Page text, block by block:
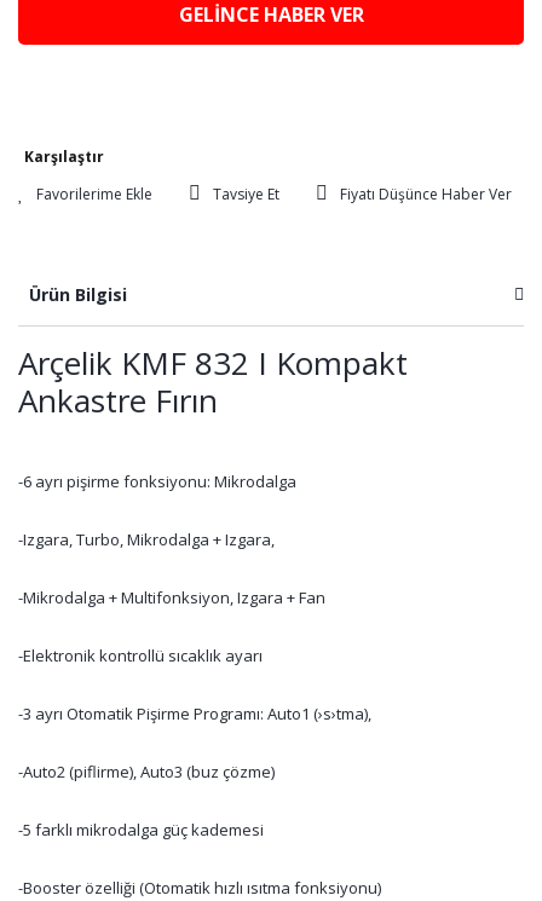
GELİNCE HABER VER
Karşılaştır
Tavsiye Et
Fiyatı Düşünce Haber Ver
Ürün Bilgisi
Arçelik KMF 832 I Kompakt
Ankastre Fırın
-6 ayrı pişirme fonksiyonu: Mikrodalga
-Izgara, Turbo, Mikrodalga + Izgara,
-Mikrodalga + Multifonksiyon, Izgara + Fan
-Elektronik kontrollü sıcaklık ayarı
-3 ayrı Otomatik Pişirme Programı: Auto1 (›s›tma),
-Auto2 (piflirme), Auto3 (buz çözme)
-5 farklı mikrodalga güç kademesi
-Booster özelliği (Otomatik hızlı ısıtma fonksiyonu)